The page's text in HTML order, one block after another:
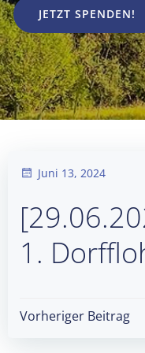
JETZT SPENDEN!
Juni 13, 2024
1.
Post
Vorheriger Beitrag